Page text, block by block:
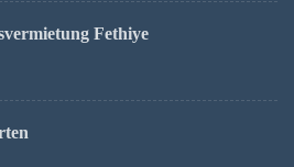
Fethiye